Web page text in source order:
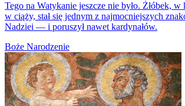
Tego na Watykanie jeszcze nie było. Żłóbek,
w ciąży, stał się jednym z najmocniejszych
Nadziei — i poruszył nawet kardynałów.
Boże Narodzenie